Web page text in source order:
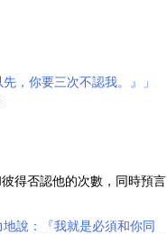
，你要三次不認我。』」
得否認他的次數，同時預言
地說：『我就是必須和你同